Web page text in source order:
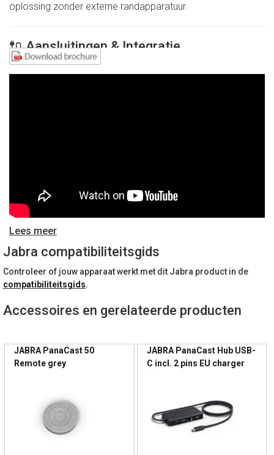
oplossing zonder externe randapparatuur.
🔌 Aansluitingen & Integratie
🎥 Video & AI Functionaliteiten
3x 13 MP camera’s
4K Ultra HD resolutie
180° Panoramic-4K gezichtsveld
Intelligent Zoom
Dynamic Composition
Virtual Director (AI-gestuurde framing)
Zakelijk voordeel:
Iedere deelnemer wordt automatisch in beeld gebracht,
wat inclusieve hybride meetings ondersteunt.
🔊 Audio & Microfoontechnologie
8 beamforming microfoons
Lees meer
Jabra compatibiliteitsgids
Controleer of jouw apparaat werkt met dit Jabra product in de
compatibiliteitsgids.
Accessoires en gerelateerde producten
JABRA PanaCast 50
Remote grey
JABRA PanaCast Hub USB-
C incl. 2 pins EU charger
Paginering